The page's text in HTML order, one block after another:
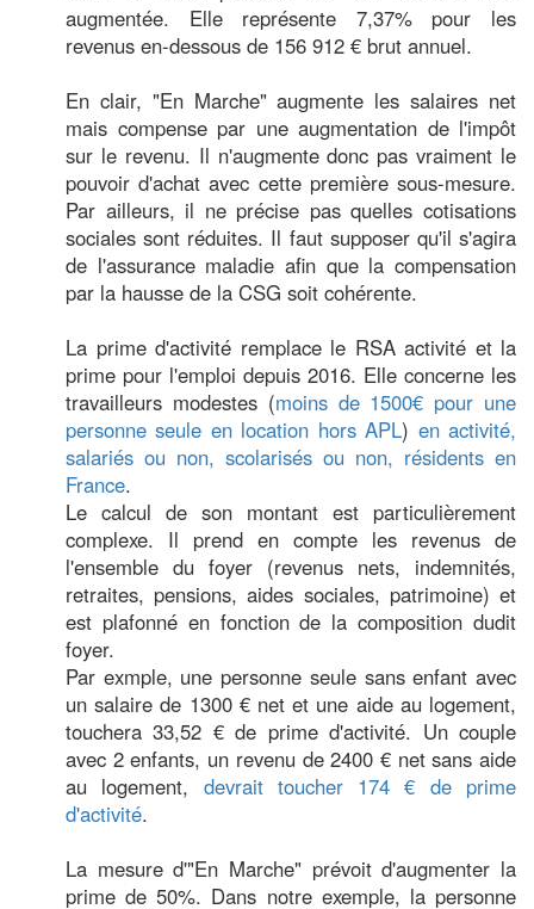
augmentée. Elle représente 7,37% pour les
revenus en-dessous de 156 912 € brut annuel.
En clair, "En Marche" augmente les salaires net
mais compense par une augmentation de l'impôt
sur le revenu. Il n'augmente donc pas vraiment le
pouvoir d'achat avec cette première sous-mesure.
Par ailleurs, il ne précise pas quelles cotisations
sociales sont réduites. Il faut supposer qu'il s'agira
de l'assurance maladie afin que la compensation
par la hausse de la CSG soit cohérente.
La prime d'activité remplace le RSA activité et la
prime pour l'emploi depuis 2016. Elle concerne les
travailleurs modestes (moins de 1500€ pour une
personne seule en location hors APL) en activité,
salariés ou non, scolarisés ou non, résidents en
France.
Le calcul de son montant est particulièrement
complexe. Il prend en compte les revenus de
l'ensemble du foyer (revenus nets, indemnités,
retraites, pensions, aides sociales, patrimoine) et
est plafonné en fonction de la composition dudit
foyer.
Par exmple, une personne seule sans enfant avec
un salaire de 1300 € net et une aide au logement,
touchera 33,52 € de prime d'activité. Un couple
avec 2 enfants, un revenu de 2400 € net sans aide
au logement, devrait toucher 174 € de prime
d'activité.
La mesure d'"En Marche" prévoit d'augmenter la
prime de 50%. Dans notre exemple, la personne